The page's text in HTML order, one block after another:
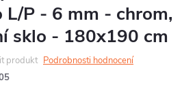
L/P - 6 mm - chrom,
sklo - 180x190 cm
produkt Podrobnosti hodnocení